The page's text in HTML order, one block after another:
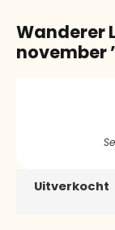
Wanderer
november
Uitverkocht